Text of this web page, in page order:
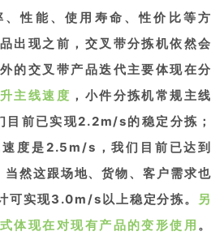
性能、使用寿命、性价比等方
出现之前，交叉带分拣机依然会
的交叉带产品迭代主要体现在分
主线速度 ，小件分拣机常规主线
前已实现2.2m/s的稳定分拣；
度是2.5m/s，我们目前已达到
然这跟场地、货物、客户需求也
可实现3.0m/s以上稳定分拣。 另
体现在对现有产品的变形使用 。